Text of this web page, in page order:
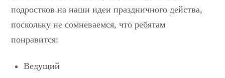
подростков на наши идеи праздничного действа,
поскольку не сомневаемся, что ребятам
понравится:
Ведущий